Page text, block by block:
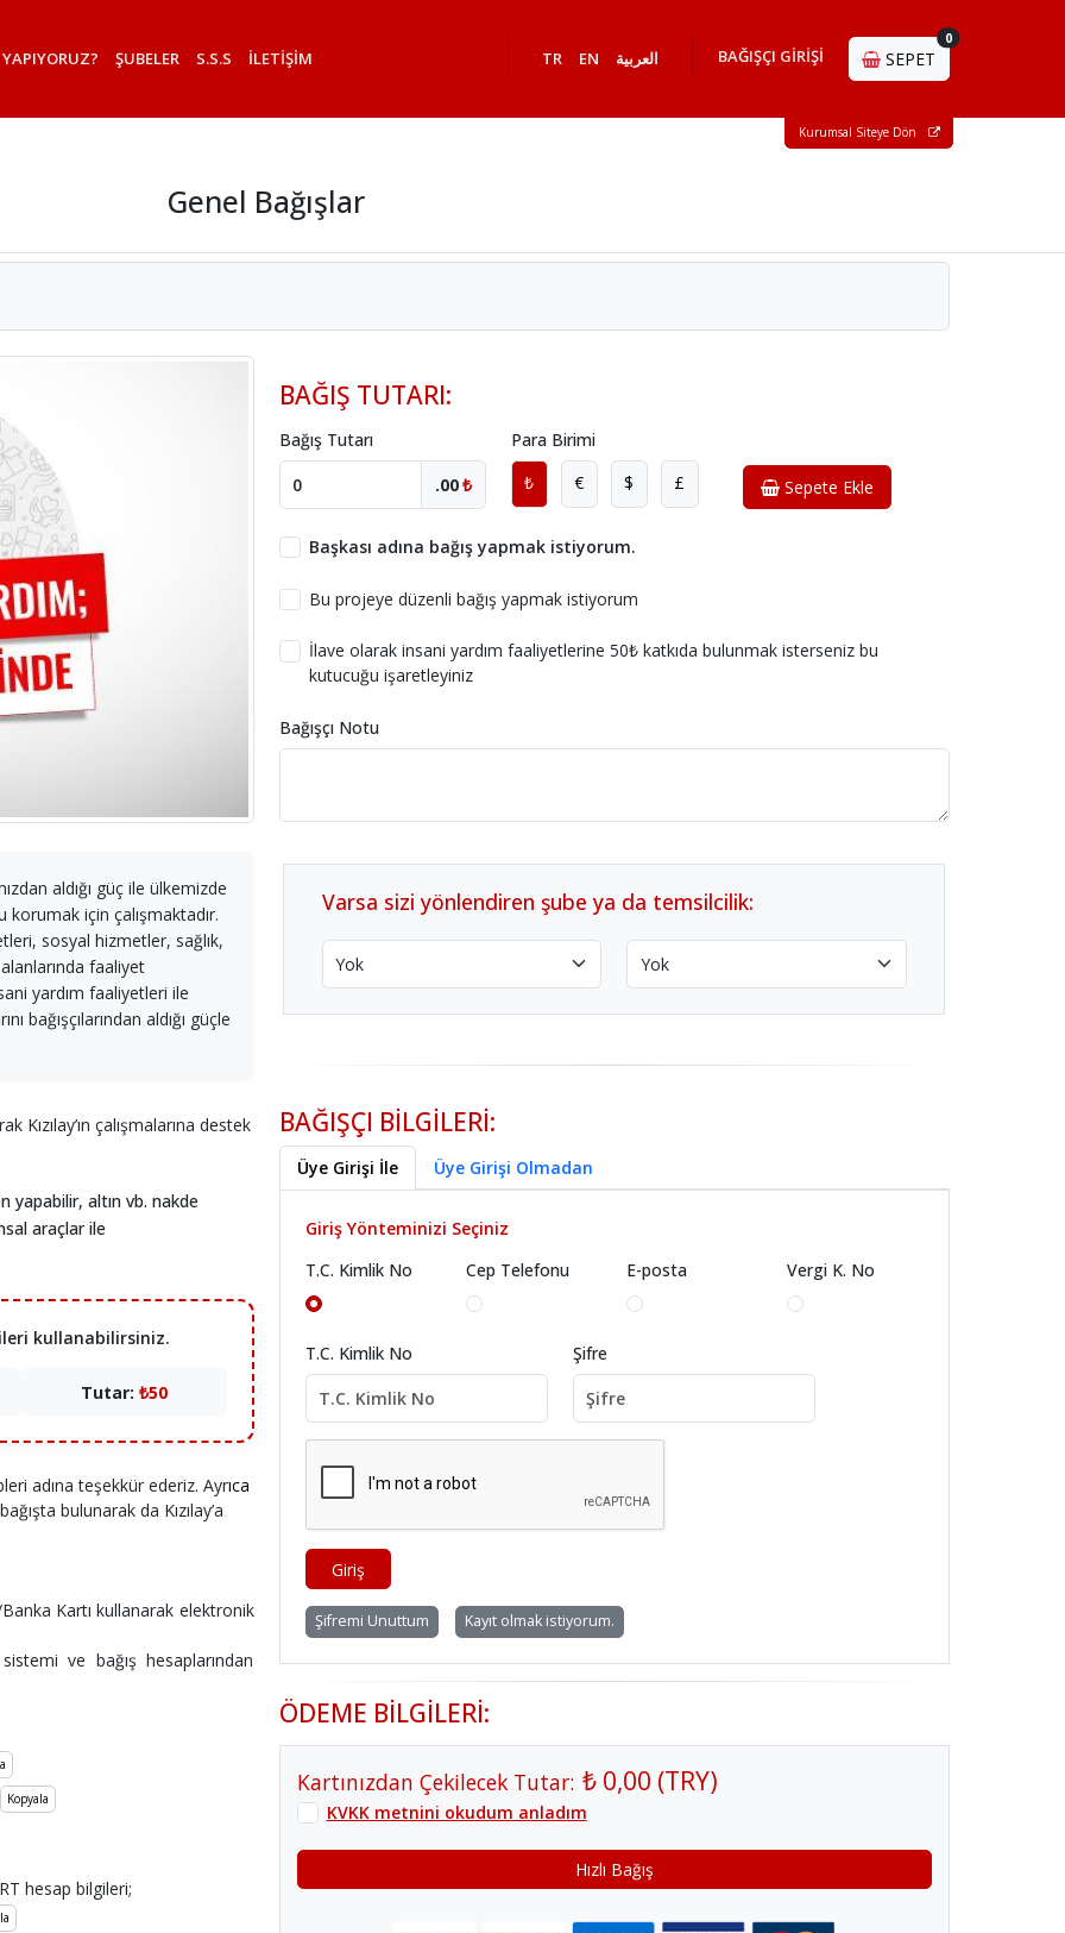
Kurumsal Siteye Dön
YAPIYORUZ? ŞUBELER S.S.S İLETİŞİM TR EN العربية BAĞIŞÇI GİRİŞİ SEPET
0
Genel Bağışlar
aldığı güç ile ülkemizde
korumak için çalışmaktadır.
sosyal hizmetler, sağlık,
faaliyet
yardım faaliyetleri ile
bağışçılarından aldığı güçle
çalışmalarına destek
yapabilir, altın vb. nakde
araçlar ile
kullanabilirsiniz.
Tutar:₺50
adına teşekkür ederiz. ​Ayrıca
bulunarak da Kızılay’a
Kartı kullanarak elektronik
ve bağış hesaplarından
Kopyala
hesap bilgileri;
BAĞIŞ TUTARI:
Bağış Tutarı
.00₺
Para Birimi
₺
€ $ £ Sepete Ekle
Başkası adına bağış yapmak istiyorum.
Bu projeye düzenli bağış yapmak istiyorum
İlave olarak insani yardım faaliyetlerine 50₺ katkıda bulunmak isterseniz bu
kutucuğu işaretleyiniz
Bağışçı Notu
Varsa sizi yönlendiren şube ya da temsilcilik:
BAĞIŞÇI BİLGİLERİ:
Üye Girişi İle Üye Girişi Olmadan
Giriş Yönteminizi Seçiniz
T.C. Kimlik No
Cep Telefonu E-posta Vergi K. No
T.C. Kimlik No Şifre
Giriş
Şifremi Unuttum Kayıt olmak istiyorum.
ÖDEME BİLGİLERİ:
Kartınızdan Çekilecek Tutar: ₺ 0,00 (TRY)
KVKK metnini okudum anladım
Hızlı Bağış